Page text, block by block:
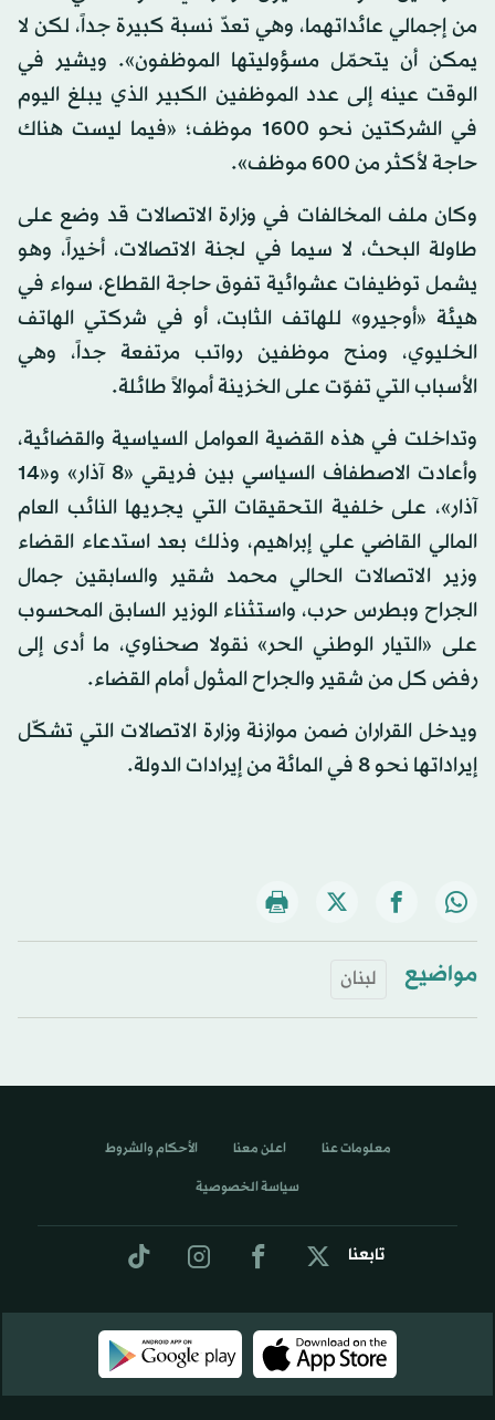
من إجمالي عائداتهما، وهي تعدّ نسبة كبيرة جداً، لكن لا
يمكن أن يتحمّل مسؤوليتها الموظفون». ويشير في
الوقت عينه إلى عدد الموظفين الكبير الذي يبلغ اليوم
في الشركتين نحو 1600 موظف؛ «فيما ليست هناك
حاجة لأكثر من 600 موظف».
وكان ملف المخالفات في وزارة الاتصالات قد وضع على
طاولة البحث، لا سيما في لجنة الاتصالات، أخيراً، وهو
يشمل توظيفات عشوائية تفوق حاجة القطاع، سواء في
هيئة «أوجيرو» للهاتف الثابت، أو في شركتي الهاتف
الخليوي، ومنح موظفين رواتب مرتفعة جداً، وهي
الأسباب التي تفوّت على الخزينة أموالاً طائلة.
وتداخلت في هذه القضية العوامل السياسية والقضائية،
وأعادت الاصطفاف السياسي بين فريقي «8 آذار» و«14
آذار»، على خلفية التحقيقات التي يجريها النائب العام
المالي القاضي علي إبراهيم، وذلك بعد استدعاء القضاء
وزير الاتصالات الحالي محمد شقير والسابقين جمال
الجراح وبطرس حرب، واستثناء الوزير السابق المحسوب
على «التيار الوطني الحر» نقولا صحناوي، ما أدى إلى
رفض كل من شقير والجراح المثول أمام القضاء.
ويدخل القراران ضمن موازنة وزارة الاتصالات التي تشكّل
إيراداتها نحو 8 في المائة من إيرادات الدولة.
مواضيع لبنان
تابعنا
معلومات عنا اعلن معنا الأحكام والشروط
سياسة الخصوصية